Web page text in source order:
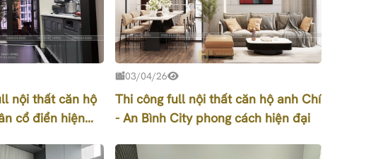
nội thất căn hộ
cổ điển hiện
03/04/26
Thi công full nội thất căn hộ anh Chí
- An Bình City phong cách hiện đại